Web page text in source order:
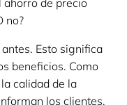
ahorro de precio
no?
Esto significa
beneficios. Como
calidad de la
los clientes.